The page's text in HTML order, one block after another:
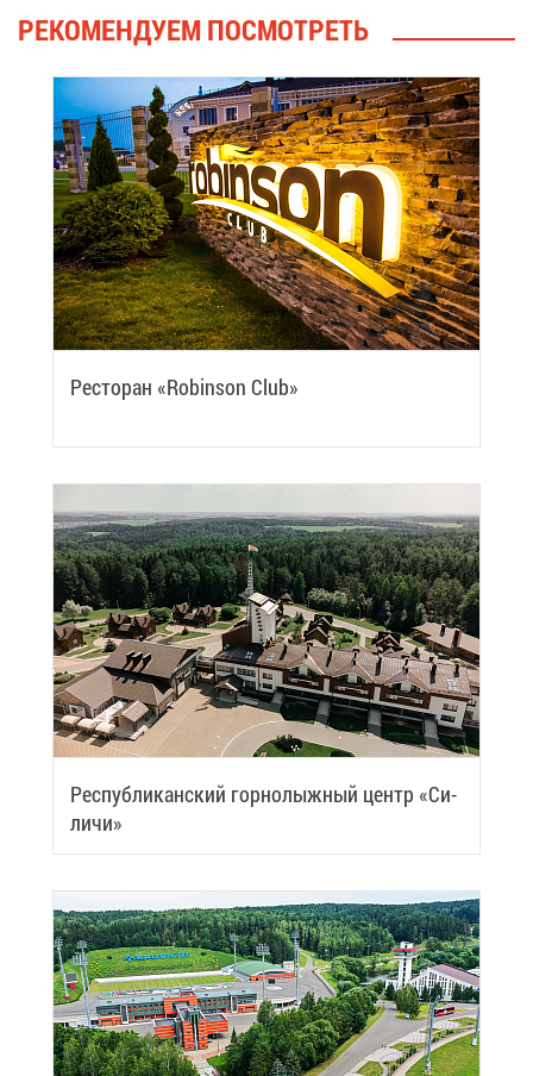
РЕ­КО­МЕН­ДУ­ЕМ ПО­СМОТ­РЕТЬ
Ре­сто­ран «Robinson Сlub»
Рес­пуб­ли­кан­ский гор­но­лыж­ный центр «Си­
ли­чи»